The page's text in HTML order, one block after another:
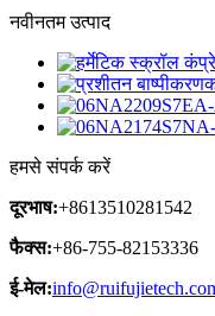
नवीनतम उत्पाद
हमसे संपर्क करें
दूरभाष:+8613510281542
फैक्स:+86-755-82153336
ई-मेल: